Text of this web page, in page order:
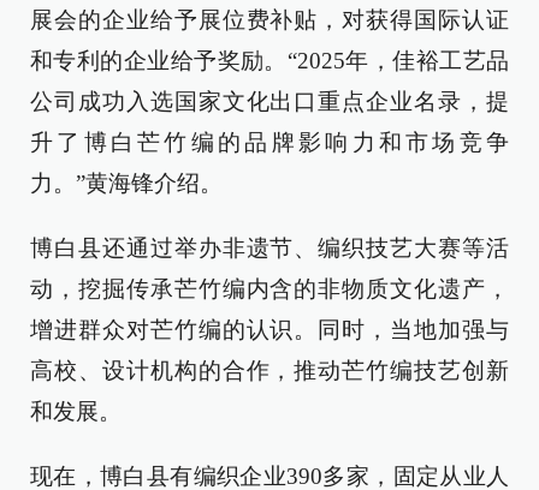
展会的企业给予展位费补贴，对获得国际认证
和专利的企业给予奖励。“2025年，佳裕工艺品
公司成功入选国家文化出口重点企业名录，提
升了博白芒竹编的品牌影响力和市场竞争
力。”黄海锋介绍。
博白县还通过举办非遗节、编织技艺大赛等活
动，挖掘传承芒竹编内含的非物质文化遗产，
增进群众对芒竹编的认识。同时，当地加强与
高校、设计机构的合作，推动芒竹编技艺创新
和发展。
现在，博白县有编织企业390多家，固定从业人